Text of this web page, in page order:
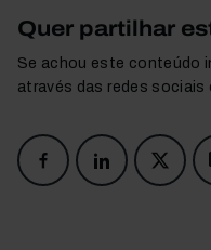
Quer partilhar
Se achou este conteúdo
através das redes sociais